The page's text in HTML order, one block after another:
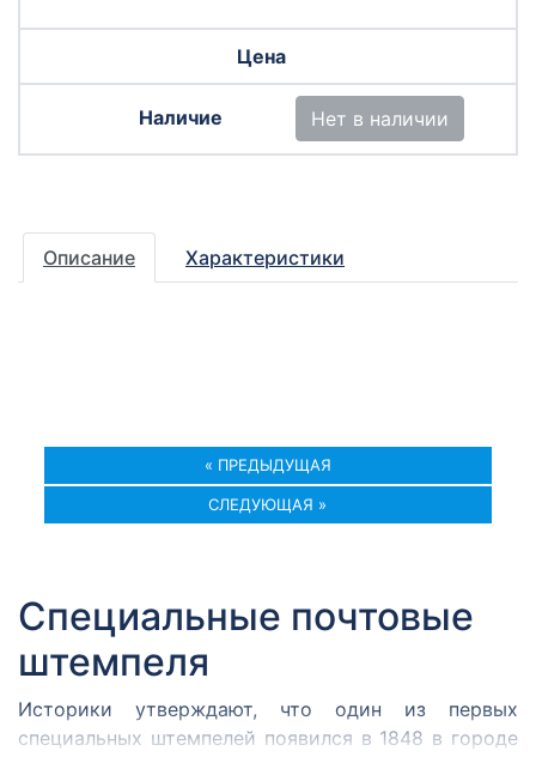
Нет в наличии
Описание Характеристики
« ПРЕДЫДУЩАЯ
СЛЕДУЮЩАЯ »
Специальные почтовые
штемпеля
Историки утверждают, что один из первых
специальных штемпелей появился в 1848 в городе